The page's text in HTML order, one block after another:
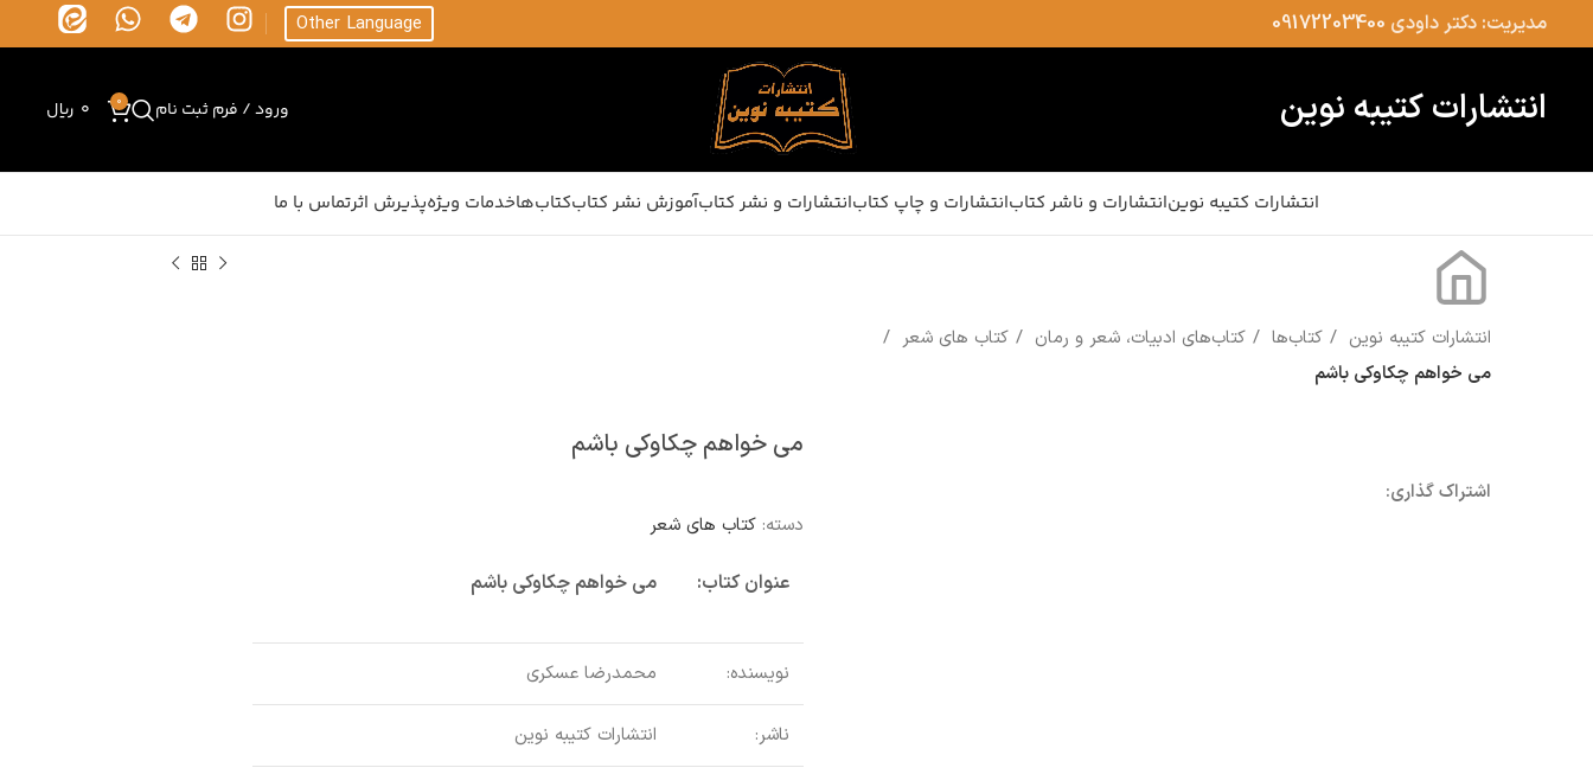
مدیریت: دکتر داودی 09172203400
Other Language
انتشارات کتیبه نوین ورود / فرم ثبت نام 0 ریال 0
انتشارات کتیبه نوینانتشارات و ناشر کتابانتشارات و چاپ کتابانتشارات و نشر کتابآموزش نشر کتابکتاب‌هاخدمات ویژهپذیرش اثرتماس با ما
انتشارات کتیبه نوین کتاب‌ها کتاب‌های ادبیات، شعر و رمان
کتاب های شعر
می خواهم چکاوکی باشم
اشتراک گذاری:
می خواهم چکاوکی باشم
دسته: کتاب های شعر
عنوان کتاب: می خواهم چکاوکی باشم
نویسنده: محمدرضا عسکری
ناشر: انتشارات کتیبه نوین